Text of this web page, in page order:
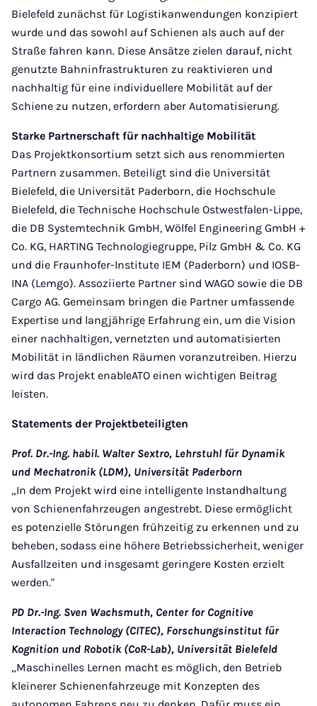
Bielefeld zunächst für Logistikanwendungen konzipiert
wurde und das sowohl auf Schienen als auch auf der
Straße fahren kann. Diese Ansätze zielen darauf, nicht
genutzte Bahninfrastrukturen zu reaktivieren und
nachhaltig für eine individuellere Mobilität auf der
Schiene zu nutzen, erfordern aber Automatisierung.
Starke Partnerschaft für nachhaltige Mobilität
Das Projektkonsortium setzt sich aus renommierten
Partnern zusammen. Beteiligt sind die Universität
Bielefeld, die Universität Paderborn, die Hochschule
Bielefeld, die Technische Hochschule Ostwestfalen-Lippe,
die DB Systemtechnik GmbH, Wölfel Engineering GmbH +
Co. KG, HARTING Technologiegruppe, Pilz GmbH & Co. KG
und die Fraunhofer-Institute IEM (Paderborn) und IOSB-
INA (Lemgo). Assoziierte Partner sind WAGO sowie die DB
Cargo AG. Gemeinsam bringen die Partner umfassende
Expertise und langjährige Erfahrung ein, um die Vision
einer nachhaltigen, vernetzten und automatisierten
Mobilität in ländlichen Räumen voranzutreiben. Hierzu
wird das Projekt enableATO einen wichtigen Beitrag
leisten.
Statements der Projektbeteiligten
Prof. Dr.-Ing. habil. Walter Sextro, Lehrstuhl für Dynamik
und Mechatronik (LDM), Universität Paderborn
„In dem Projekt wird eine intelligente Instandhaltung
von Schienenfahrzeugen angestrebt. Diese ermöglicht
es potenzielle Störungen frühzeitig zu erkennen und zu
beheben, sodass eine höhere Betriebssicherheit, weniger
Ausfallzeiten und insgesamt geringere Kosten erzielt
werden."
PD Dr.-Ing. Sven Wachsmuth, Center for Cognitive
Interaction Technology (CITEC), Forschungsinstitut für
Kognition und Robotik (CoR-Lab), Universität Bielefeld
„Maschinelles Lernen macht es möglich, den Betrieb
kleinerer Schienenfahrzeuge mit Konzepten des